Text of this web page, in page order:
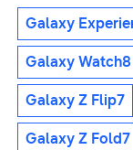
Galaxy
Galaxy
Galaxy Z Flip7
Galaxy Z Fold7